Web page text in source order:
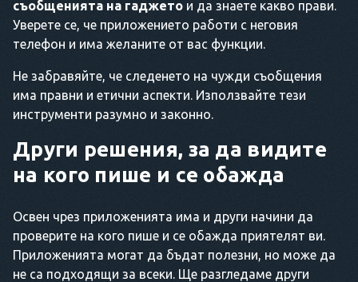
съобщенията на гаджето и да знаете какво прави.
Уверете се, че приложението работи с неговия
телефон и има желаните от вас функции.
Не забравяйте, че следенето на чужди съобщения
има правни и етични аспекти. Използвайте тези
инструменти разумно и законно.
Други решения, за да видите
на кого пише и се обажда
Освен чрез приложенията има и други начини да
проверите на кого пише и се обажда приятелят ви.
Приложенията могат да бъдат полезни, но може да
не са подходящи за всеки. Ще разгледаме други